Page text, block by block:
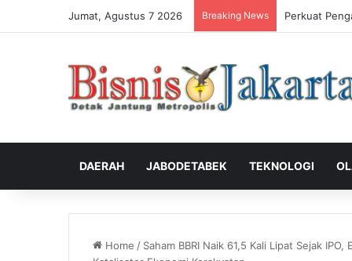
Jumat, Agustus 7 2026 Breaking News Perkuat
DAERAH JABODETABEK TEKNOLOGI
Home / Saham BBRI Naik 61,5 Kali Lipat Sejak